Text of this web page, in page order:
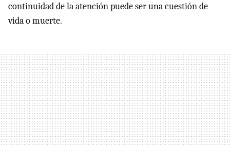
continuidad de la atención puede ser una cuestión de
vida o muerte.